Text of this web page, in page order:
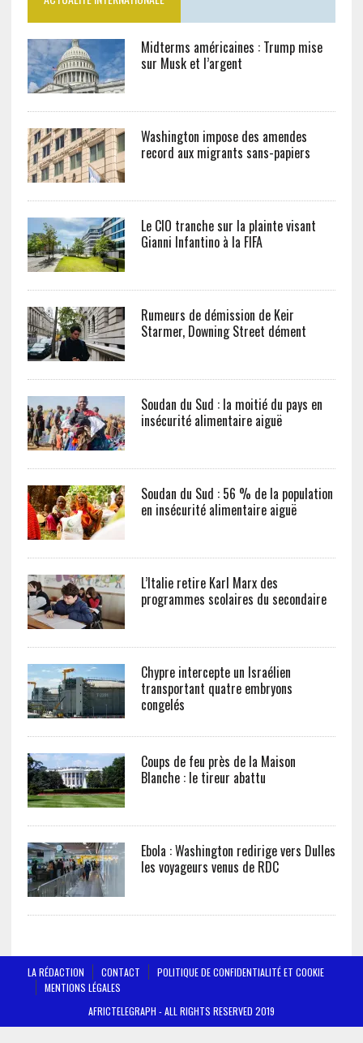
Midterms américaines : Trump mise
sur Musk et l’argent
Washington impose des amendes
record aux migrants sans-papiers
Le CIO tranche sur la plainte visant
Gianni Infantino à la FIFA
Rumeurs de démission de Keir
Starmer, Downing Street dément
Soudan du Sud : la moitié du pays en
insécurité alimentaire aiguë
Soudan du Sud : 56 % de la population
en insécurité alimentaire aiguë
L’Italie retire Karl Marx des
programmes scolaires du secondaire
Chypre intercepte un Israélien
transportant quatre embryons
congelés
Coups de feu près de la Maison
Blanche : le tireur abattu
Ebola : Washington redirige vers Dulles
les voyageurs venus de RDC
LA RÉDACTION CONTACT
POLITIQUE DE CONFIDENTIALITÉ ET COOKIE
MENTIONS LÉGALES
AFRICTELEGRAPH - ALL RIGHTS RESERVED 2019